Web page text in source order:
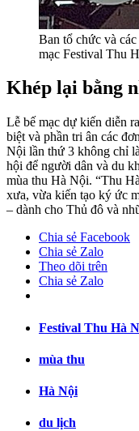
Ban tổ chức và
mạc Festival Thu
Khép lại bằng
Lễ bế mạc dự kiến diễn
biệt và phần tri ân các
Nội lần thứ 3 không chỉ
hội để người dân và du
mùa thu Hà Nội. “Thu
xưa, vừa kiến tạo ký ức
– dành cho Thủ đô và
Chia sẻ Facebook
Chia sẻ Zalo
Theo dõi trên
Chia sẻ Zalo
Festival Thu Hà
mùa thu
Hà Nội
du lịch